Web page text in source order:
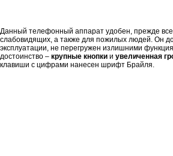
Данный телефонный аппарат удобен, прежде
слабовидящих, а также для пожилых людей. Он
эксплуатации, не перегружен излишними
достоинство – крупные кнопки и увеличенная
клавиши с цифрами нанесен шрифт Брайля.